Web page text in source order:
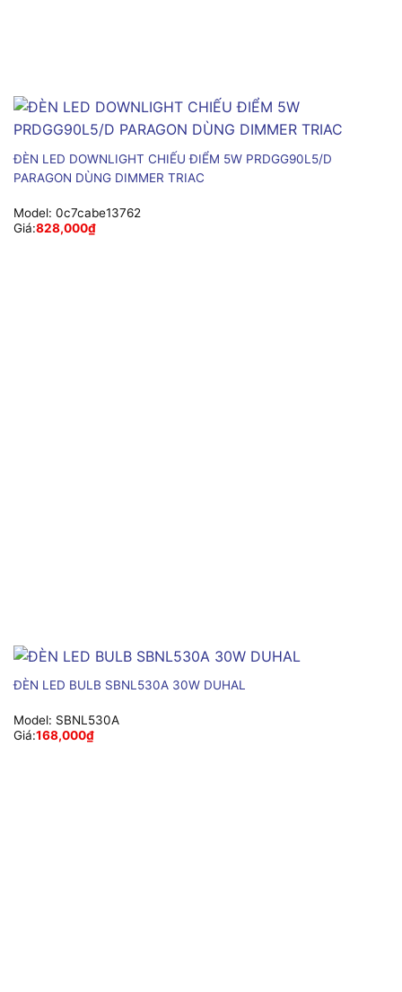
ĐÈN LED DOWNLIGHT CHIẾU ĐIỂM 5W PRDGG90L5/D
PARAGON DÙNG DIMMER TRIAC
Model: 0c7cabe13762
Giá:828,000₫
ĐÈN LED BULB SBNL530A 30W DUHAL
Model: SBNL530A
Giá:168,000₫